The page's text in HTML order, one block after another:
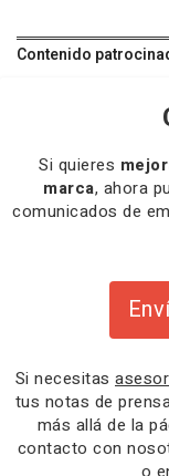
Contenido
Si quieres
marca, ahora
comunicados de
Si necesitas
tus notas de
más allá de la
contacto con